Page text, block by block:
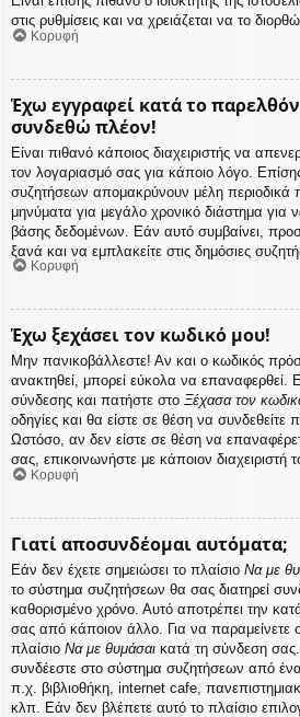
στις ρυθμίσεις και να χρειάζεται να το
Κορυφή
Έχω εγγραφεί κατά το
συνδεθώ πλέον!
Είναι πιθανό κάποιος διαχειριστής να
τον λογαριασμό σας για κάποιο λόγο.
συζητήσεων απομακρύνουν μέλη περιοδικά
μηνύματα για μεγάλο χρονικό διάστημα για
βάσης δεδομένων. Εάν αυτό συμβαίνει,
ξανά και να εμπλακείτε στις δημόσιες
Κορυφή
Έχω ξεχάσει τον κωδικό μου!
Μην πανικοβάλλεστε! Αν και ο κωδικός
ανακτηθεί, μπορεί εύκολα να επαναφερθεί.
σύνδεσης και πατήστε στο Ξέχασα τον
οδηγίες και θα είστε σε θέση να συνδεθείτε
Ωστόσο, αν δεν είστε σε θέση να
σας, επικοινωνήστε με κάποιον διαχειριστή
Κορυφή
Γιατί αποσυνδέομαι αυτόματα;
Εάν δεν έχετε σημειώσει το πλαίσιο Να με
το σύστημα συζητήσεων θα σας διατηρεί
καθορισμένο χρόνο. Αυτό αποτρέπει την
σας από κάποιον άλλο. Για να παραμείνετε
πλαίσιο Να με θυμάσαι κατά τη σύνδεση σας.
συνδέεστε στο σύστημα συζητήσεων από
π.χ. βιβλιοθήκη, internet cafe,
κλπ. Εάν δεν βλέπετε αυτό το πλαίσιο